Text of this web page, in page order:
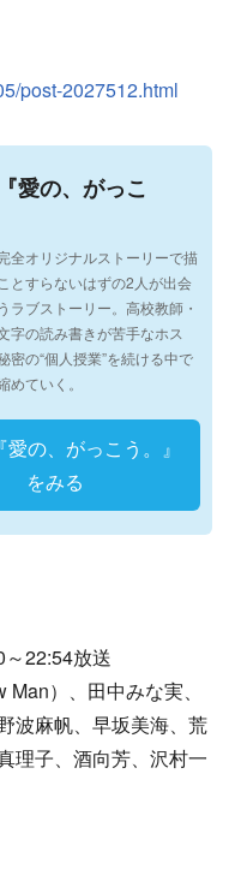
post-2027512.html
愛の、がっこ
全オリジナルストーリーで描
とすらないはずの2人が出会
ラブストーリー。高校教師・
字の読み書きが苦手なホス
密の“個人授業”を続ける中で
めていく。
の、がっこう。』
をみる
22:54放送
）、田中みな実、
波麻帆、早坂美海、荒
理子、酒向芳、沢村一